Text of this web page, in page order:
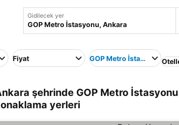
Gidilecek yer
Fiyat GOP Metro İstasyonu
şehrinde GOP Metro
yerleri